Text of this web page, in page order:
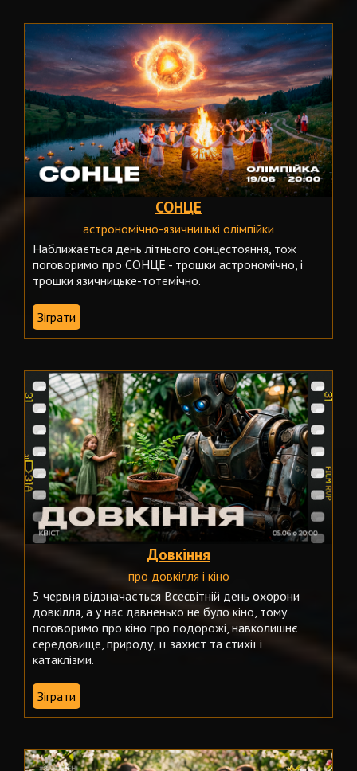
СОНЦЕ
астрономічно-язичницькі олімпійки
Наближається день літнього сонцестояння, тож
поговоримо про СОНЦЕ - трошки астрономічно, і
трошки язичницьке-тотемічно.
Зіграти
Довкіння
про довкілля і кіно
5 червня відзначається Всесвітній день охорони
довкілля, а у нас давненько не було кіно, тому
поговоримо про кіно про подорожі, навколишнє
середовище, природу, її захист та стихії і
катаклізми.
Зіграти